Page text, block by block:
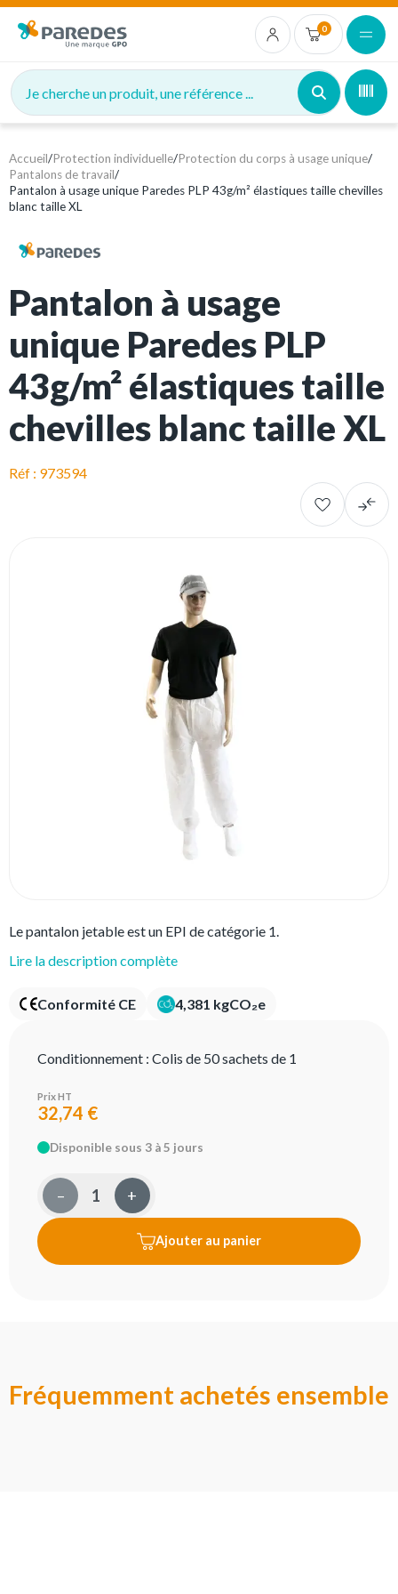
0
Je cherche un produit, une référence ...
Accueil/Protection individuelle/Protection du corps à usage unique/
Pantalons de travail/
Pantalon à usage unique Paredes PLP 43g/m² élastiques taille chevilles
blanc taille XL
Pantalon à usage
unique Paredes PLP
43g/m² élastiques taille
chevilles blanc taille XL
Réf : 973594
Le pantalon jetable est un EPI de catégorie 1.
Lire la description complète
Conformité CE 4,381 kgCO₂e
Conditionnement : Colis de 50 sachets de 1
Prix HT
32,74 €
Disponible sous 3 à 5 jours
– +
Ajouter au panier
Fréquemment achetés ensemble